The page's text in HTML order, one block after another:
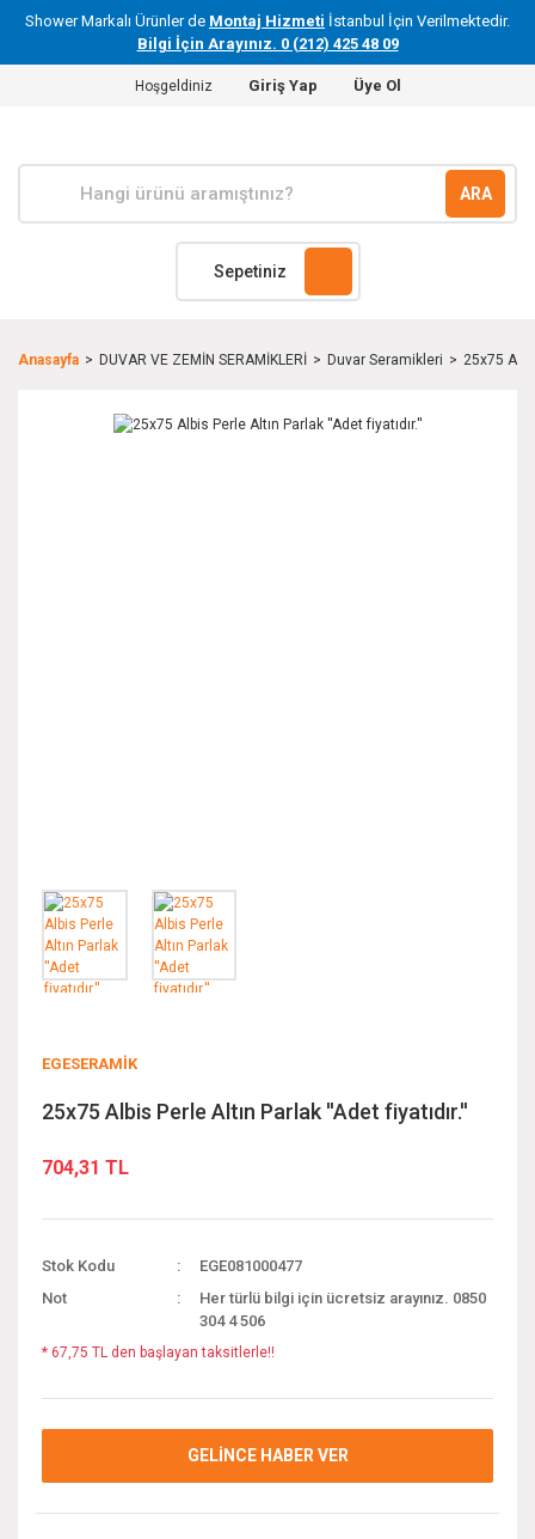
Shower Markalı Ürünler de Montaj Hizmeti İstanbul İçin Verilmektedir.
Bilgi İçin Arayınız. 0 (212) 425 48 09
Hoşgeldiniz Giriş Yap Üye Ol
ARA
Sepetiniz
Anasayfa DUVAR VE ZEMİN SERAMİKLERİ Duvar Seramikleri 25x75
EGESERAMİK
25x75 Albis Perle Altın Parlak ''Adet fiyatıdır.''
704,31 TL
Stok Kodu
EGE081000477
Not
Her türlü bilgi için ücretsiz arayınız. 0850
304 4 506
* 67,75 TL den başlayan taksitlerle!!
GELİNCE HABER VER